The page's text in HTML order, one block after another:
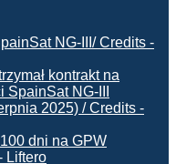
kontrakt na
NG-III
dni na GPW